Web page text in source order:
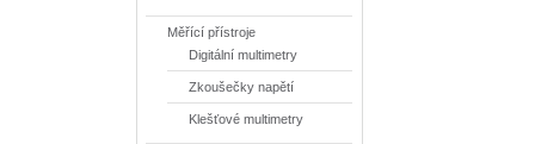
Měřící přístroje
Digitální multimetry
Zkoušečky napětí
Klešťové multimetry